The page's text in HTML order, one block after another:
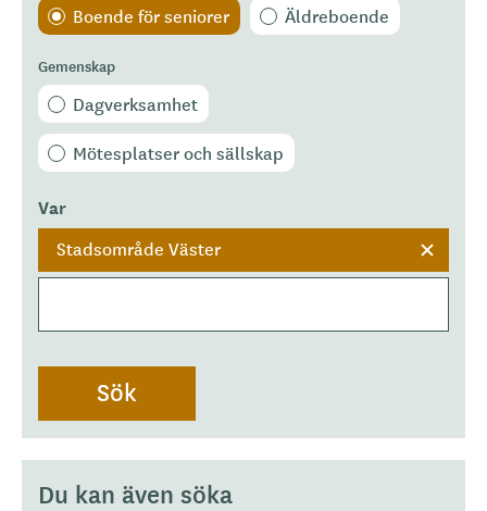
Boende för seniorer Äldreboende
Gemenskap
Dagverksamhet
Mötesplatser och sällskap
Var
Stadsområde Väster
Du kan även söka